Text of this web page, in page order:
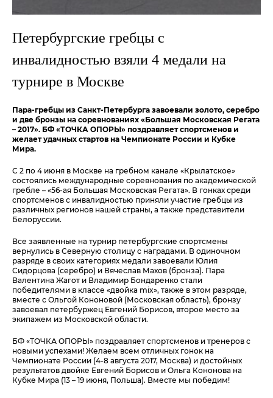
Петербургские гребцы с
инвалидностью взяли 4 медали на
турнире в Москве
Пара-гребцы из Санкт-Петербурга завоевали золото, серебро
и две бронзы на соревнованиях «Большая Московская Регата
– 2017». БФ «ТОЧКА ОПОРЫ» поздравляет спортсменов и
желает удачных стартов на Чемпионате России и Кубке
Мира.
С 2 по 4 июня в Москве на гребном канале «Крылатское»
состоялись международные соревнования по академической
гребле – «56-ая Большая Московская Регата». В гонках среди
спортсменов с инвалидностью приняли участие гребцы из
различных регионов нашей страны, а также представители
Белоруссии.
Все заявленные на турнир петербургские спортсмены
вернулись в Северную столицу с наградами. В одиночном
разряде в своих категориях медали завоевали Юлия
Сидорцова (серебро) и Вячеслав Махов (бронза). Пара
Валентина Жагот и Владимир Бондаренко стали
победителями в классе «двойка mix», также в этом разряде,
вместе с Ольгой Кононовой (Московская область), бронзу
завоевал петербуржец Евгений Борисов, второе место за
экипажем из Московской области.
БФ «ТОЧКА ОПОРЫ» поздравляет спортсменов и тренеров с
новыми успехами! Желаем всем отличных гонок на
Чемпионате России (4-8 августа 2017, Москва) и достойных
результатов двойке Евгений Борисов и Ольга Кононова на
Кубке Мира (13 – 19 июня, Польша). Вместе мы победим!